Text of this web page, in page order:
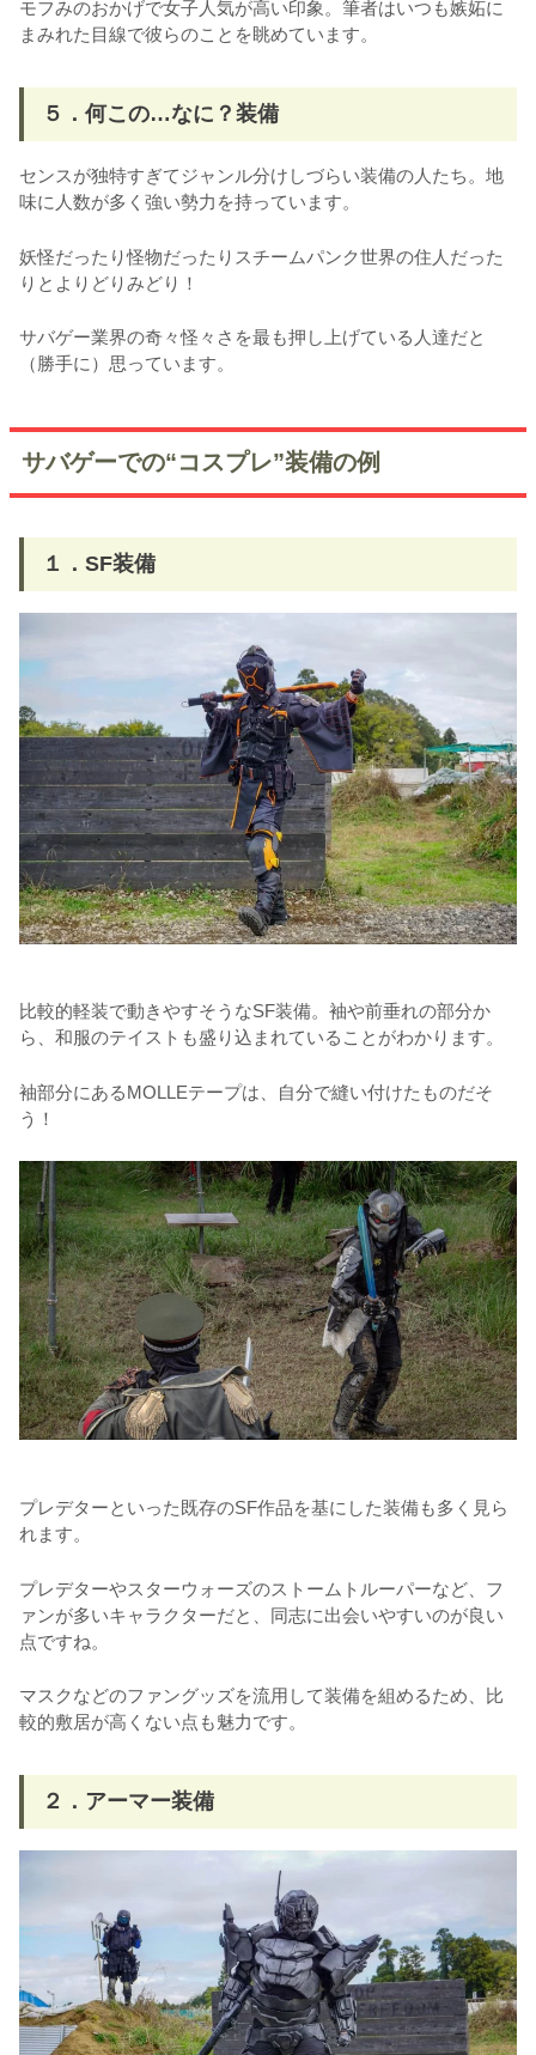
モフみのおかげで女子人気が高い印象。筆者はいつも嫉妬に
まみれた目線で彼らのことを眺めています。
５．何この…なに？装備
センスが独特すぎてジャンル分けしづらい装備の人たち。地
味に人数が多く強い勢力を持っています。
妖怪だったり怪物だったりスチームパンク世界の住人だった
りとよりどりみどり！
サバゲー業界の奇々怪々さを最も押し上げている人達だと
（勝手に）思っています。
サバゲーでの“コスプレ”装備の例
１．SF装備
比較的軽装で動きやすそうなSF装備。袖や前垂れの部分か
ら、和服のテイストも盛り込まれていることがわかります。
袖部分にあるMOLLEテープは、自分で縫い付けたものだそ
う！
プレデターといった既存のSF作品を基にした装備も多く見ら
れます。
プレデターやスターウォーズのストームトルーパーなど、フ
ァンが多いキャラクターだと、同志に出会いやすいのが良い
点ですね。
マスクなどのファングッズを流用して装備を組めるため、比
較的敷居が高くない点も魅力です。
２．アーマー装備